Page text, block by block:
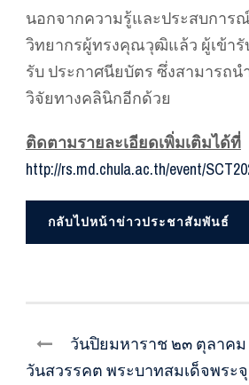
นอกจากความรู้และประสบการ
วิทยากรผู้ทรงคุณวุฒิแล้ว ผู้เข้ารั
รับ ประกาศนียบัตร ซึ่งสามารถน
วิจัยทางคลินิกอีกด้วย
ติดตามรายละเอียดเพิ่มเติมได้ที่
http://rs.md.chula.ac.th/event/
กลับไปหน้าข่าวประชาสัมพันธ์
วันปิยมหาราช ๒๓ ตุลาค
วันสวรรคต พระบาทสมเด็จพระ